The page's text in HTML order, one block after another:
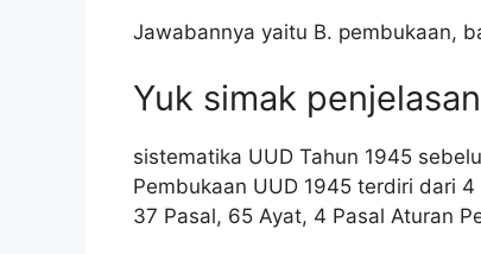
Jawabannya yaitu B. pembukaan,
Yuk simak
sistematika UUD Tahun 1945
Pembukaan UUD 1945 terdiri dari
37 Pasal, 65 Ayat, 4 Pasal Aturan